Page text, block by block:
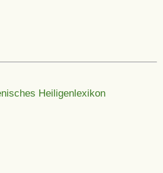
Heiligenlexikon